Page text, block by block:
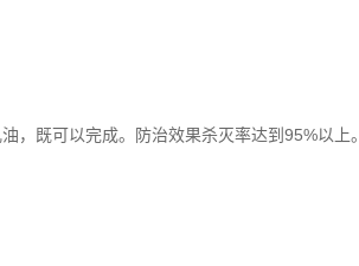
，既可以完成。防治效果杀灭率达到95%以上。